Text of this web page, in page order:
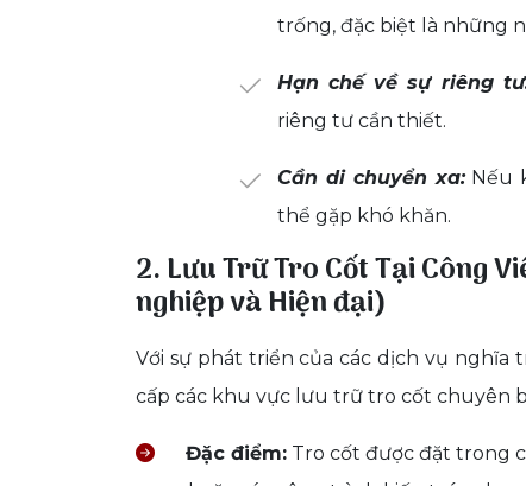
trống, đặc biệt là những
Hạn chế về sự riêng
riêng tư cần thiết.
Cần di chuyển xa:Nếu
thể gặp khó khăn.
2. Lưu Trữ Tro Cốt Tại Công
nghiệp và Hiện đại)
Với sự phát triển của các dịch vụ nghĩa
cấp các khu vực lưu trữ tro cốt chuyên
Đặc điểm: Tro cốt được đặt trong